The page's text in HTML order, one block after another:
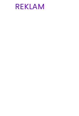
REKLAM